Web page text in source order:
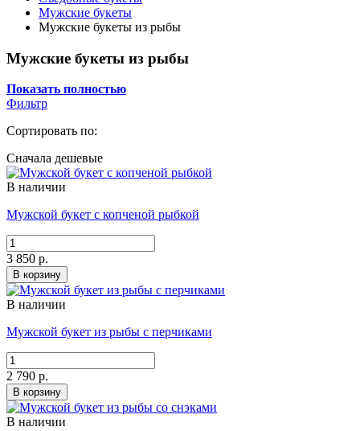
Мужские букеты
Мужские букеты из рыбы
Мужские букеты из рыбы
Показать полностью
Фильтр
Сортировать по:
Сначала дешевые
В наличии
Мужской букет с копченой рыбкой
3 850 р.
В корзину
В наличии
Мужской букет из рыбы с перчиками
2 790 р.
В корзину
В наличии